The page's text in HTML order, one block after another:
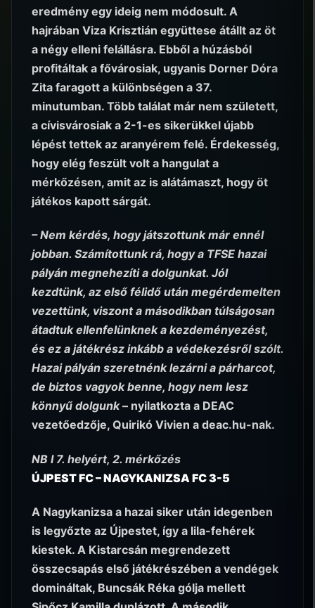
eredmény egy ideig nem módosult. A
hajrában Viza Krisztián együttese átállt az öt
a négy elleni felállásra. Ebből a húzásból
profitáltak a fővárosiak, ugyanis Dorner Dóra
Zita faragott a különbségen a 37.
minutumban. Több találat már nem született,
a cívisvárosiak a 2-1-es sikerükkel újabb
lépést tettek az aranyérem felé. Érdekesség,
hogy elég feszült volt a hangulat a
mérkőzésen, amit az is alátámaszt, hogy öt
játékos kapott sárgát.
– Nem kérdés, hogy játszottunk már ennél
jobban. Számítottunk rá, hogy a TFSE hazai
pályán megnehezíti a dolgunkat. Jól
kezdtünk, az első félidő után megérdemelten
vezettünk, viszont a másodikban túlságosan
átadtuk ellenfelünknek a kezdeményezést,
és ez a játékrész inkább a védekezésről szólt.
Hazai pályán szeretnénk lezárni a párharcot,
de biztos vagyok benne, hogy nem lesz
könnyű dolgunk– nyilatkozta a DEAC
vezetőedzője, Quirikó Vivien a deac.hu-nak.
NB I 7. helyért, 2. mérkőzés
ÚJPEST FC – NAGYKANIZSA FC 3-5
A Nagykanizsa a hazai siker után idegenben
is legyőzte az Újpestet, így a lila-fehérek
kiestek. A Kistarcsán megrendezett
összecsapás első játékrészében a vendégek
domináltak, Buncsák Réka gólja mellett